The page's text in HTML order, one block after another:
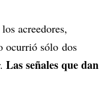
acreedores,
ocurrió sólo dos
Las señales que dan